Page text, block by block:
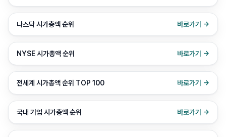
나스닥 시가총액 순위 바로가기 →
NYSE 시가총액 순위 바로가기 →
전세계 시가총액 순위 TOP 100 바로가기 →
국내 기업 시가총액 순위 바로가기 →